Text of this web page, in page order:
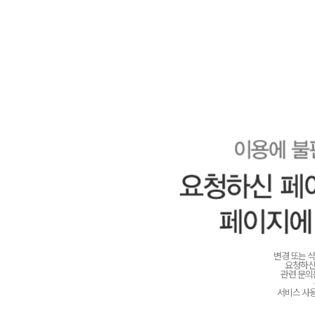
변경 또는
요청하
관련 문
서비스 사